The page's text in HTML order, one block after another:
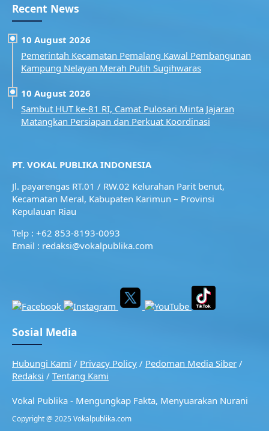
Recent News
10 August 2026
Pemerintah Kecamatan Pemalang Kawal Pembangunan
Kampung Nelayan Merah Putih Sugihwaras
10 August 2026
Sambut HUT ke-81 RI, Camat Pulosari Minta Jajaran
Matangkan Persiapan dan Perkuat Koordinasi
PT. VOKAL PUBLIKA INDONESIA
Jl. payarengas RT.01 / RW.02 Kelurahan Parit benut,
Kecamatan Meral, Kabupaten Karimun – Provinsi
Kepulauan Riau
Telp : +62 853-8193-0093
Email : redaksi@vokalpublika.com
Sosial Media
Hubungi Kami / Privacy Policy / Pedoman Media Siber /
Redaksi / Tentang Kami
Vokal Publika - Mengungkap Fakta, Menyuarakan Nurani
Copyright @ 2025 Vokalpublika.com